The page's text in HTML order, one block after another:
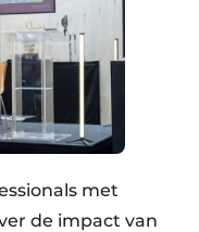
met
de impact van